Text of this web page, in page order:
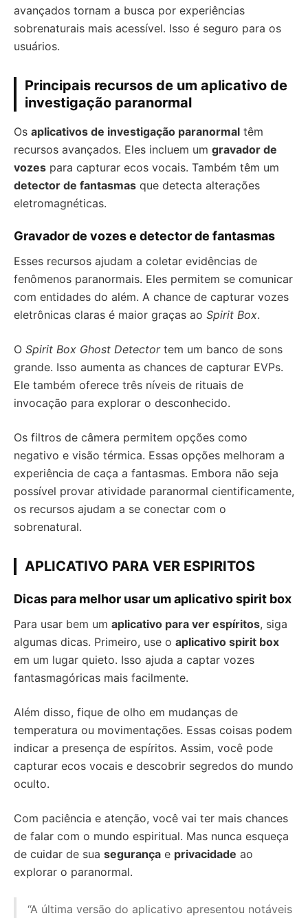
avançados tornam a busca por experiências
sobrenaturais mais acessível. Isso é seguro para os
usuários.
Principais recursos de um aplicativo de
investigação paranormal
Os aplicativos de investigação paranormal têm
recursos avançados. Eles incluem um gravador de
vozes para capturar ecos vocais. Também têm um
detector de fantasmas que detecta alterações
eletromagnéticas.
Gravador de vozes e detector de fantasmas
Esses recursos ajudam a coletar evidências de
fenômenos paranormais. Eles permitem se comunicar
com entidades do além. A chance de capturar vozes
eletrônicas claras é maior graças ao Spirit Box.
O Spirit Box Ghost Detectortem um banco de sons
grande. Isso aumenta as chances de capturar EVPs.
Ele também oferece três níveis de rituais de
invocação para explorar o desconhecido.
Os filtros de câmera permitem opções como
negativo e visão térmica. Essas opções melhoram a
experiência de caça a fantasmas. Embora não seja
possível provar atividade paranormal cientificamente,
os recursos ajudam a se conectar com o
sobrenatural.
APLICATIVO PARA VER ESPIRITOS
Dicas para melhor usar um aplicativo spirit box
Para usar bem um aplicativo para ver espíritos, siga
algumas dicas. Primeiro, use o aplicativo spirit box
em um lugar quieto. Isso ajuda a captar vozes
fantasmagóricas mais facilmente.
Além disso, fique de olho em mudanças de
temperatura ou movimentações. Essas coisas podem
indicar a presença de espíritos. Assim, você pode
capturar ecos vocais e descobrir segredos do mundo
oculto.
Com paciência e atenção, você vai ter mais chances
de falar com o mundo espiritual. Mas nunca esqueça
de cuidar de sua segurança e privacidade ao
explorar o paranormal.
“A última versão do aplicativo apresentou notáveis